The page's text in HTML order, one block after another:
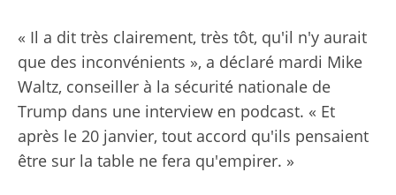
« Il a dit très clairement, très tôt, qu'il n'y aurait
que des inconvénients », a déclaré mardi Mike
Waltz, conseiller à la sécurité nationale de
Trump dans une interview en podcast. « Et
après le 20 janvier, tout accord qu'ils pensaient
être sur la table ne fera qu'empirer. »